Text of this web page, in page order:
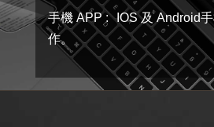
手機 APP : IOS 及 Android
作。